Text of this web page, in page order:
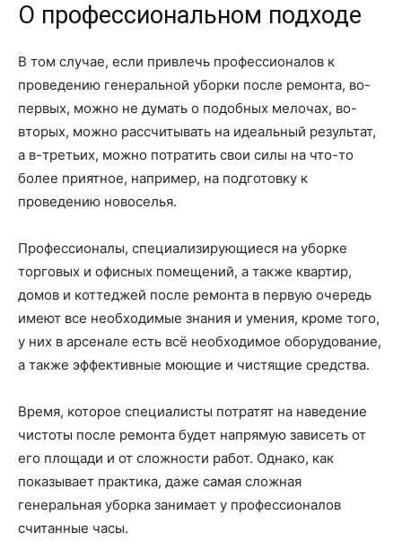
О профессиональном подходе
В том случае, если привлечь профессионалов к
проведению генеральной уборки после ремонта, во-
первых, можно не думать о подобных мелочах, во-
вторых, можно рассчитывать на идеальный результат,
а в-третьих, можно потратить свои силы на что-то
более приятное, например, на подготовку к
проведению новоселья.
Профессионалы, специализирующиеся на уборке
торговых и офисных помещений, а также квартир,
домов и коттеджей после ремонта в первую очередь
имеют все необходимые знания и умения, кроме того,
у них в арсенале есть всё необходимое оборудование,
а также эффективные моющие и чистящие средства.
Время, которое специалисты потратят на наведение
чистоты после ремонта будет напрямую зависеть от
его площади и от сложности работ. Однако, как
показывает практика, даже самая сложная
генеральная уборка занимает у профессионалов
считанные часы.